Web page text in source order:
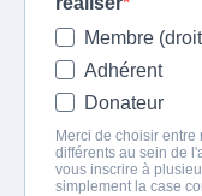
Membre
Adhérent
Donateur
Merci de choisir
différents au sein de
vous inscrire à
simplement la case